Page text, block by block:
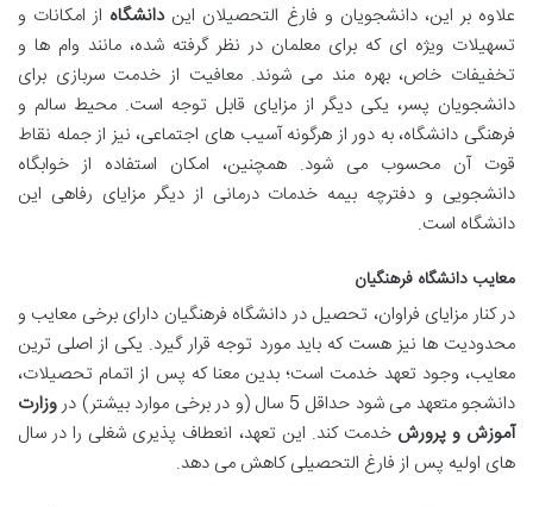
علاوه بر این، دانشجویان و فارغ التحصیلان ایندانشگاه از امکانات و
تسهیلات ویژه ای که برای معلمان در نظر گرفته شده، مانند وام ها و
تخفیفات خاص، بهره مند می شوند. معافیت از خدمت سربازی برای
دانشجویان پسر، یکی دیگر از مزایای قابل توجه است. محیط سالم و
فرهنگی دانشگاه، به دور از هرگونه آسیب های اجتماعی، نیز از جمله نقاط
قوت آن محسوب می شود. همچنین، امکان استفاده از خوابگاه
دانشجویی و دفترچه بیمه خدمات درمانی از دیگر مزایای رفاهی این
دانشگاه است.
معایب دانشگاه فرهنگیان
در کنار مزایای فراوان، تحصیل در دانشگاه فرهنگیان دارای برخی معایب و
محدودیت ها نیز هست که باید مورد توجه قرار گیرد. یکی از اصلی ترین
معایب، وجود تعهد خدمت است؛ بدین معنا که پس از اتمام تحصیلات،
دانشجو متعهد می شود حداقل 5 سال (و در برخی موارد بیشتر) در
وزارت
آموزش و پرورش خدمت کند. این تعهد، انعطاف پذیری شغلی را در سال
های اولیه پس از فارغ التحصیلی کاهش می دهد.